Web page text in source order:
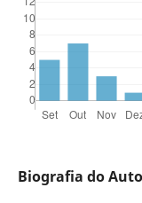
Biografia do